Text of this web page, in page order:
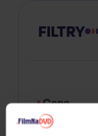
FILTRY
Cena
24 Kč